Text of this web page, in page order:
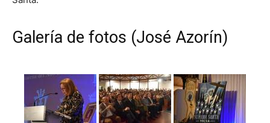
Galería de fotos (José Azorín)